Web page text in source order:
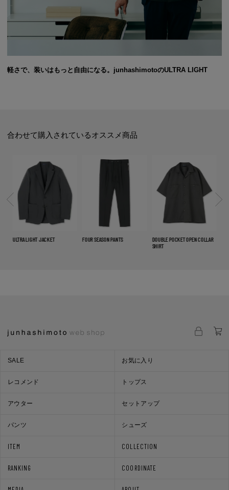
軽さで、装いはもっと自由になる。junhashimotoのULTRA LIGHT
合わせて購入されているオススメ商品
ULTRA LIGHT JACKET FOUR SEASON PANTS
DOUBLE POCKET OPEN COLLAR
SHIRT
ITEM COLLECTION
RANKING COORDINATE
SALE お気に入り
レコメンド トップス
アウター セットアップ
パンツ シューズ